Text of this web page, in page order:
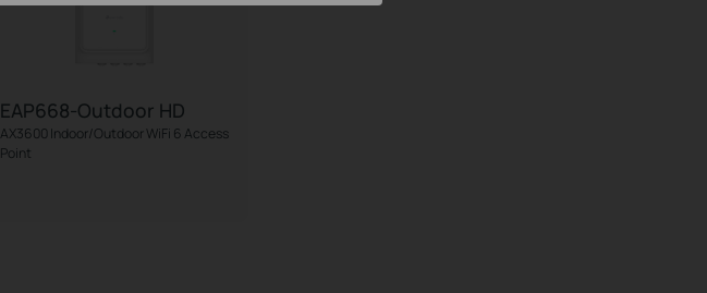
EAP668-Outdoor HD
AX3600 Indoor/Outdoor WiFi 6 Access
Point